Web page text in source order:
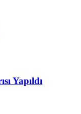
Yapıldı